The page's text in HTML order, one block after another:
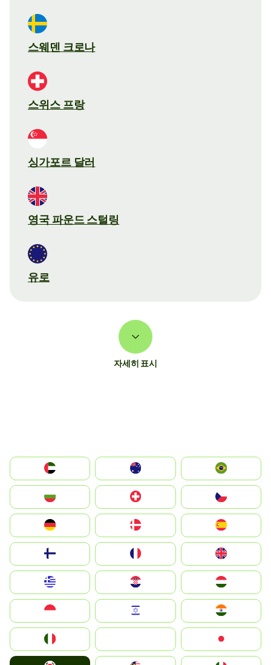
스웨덴 크로나
스위스 프랑
싱가포르 달러
영국 파운드 스털링
유로
자세히 표시
الإمارات العربية المتحدة
Switzerland
Deutschland
United Kingdom
Magyarország